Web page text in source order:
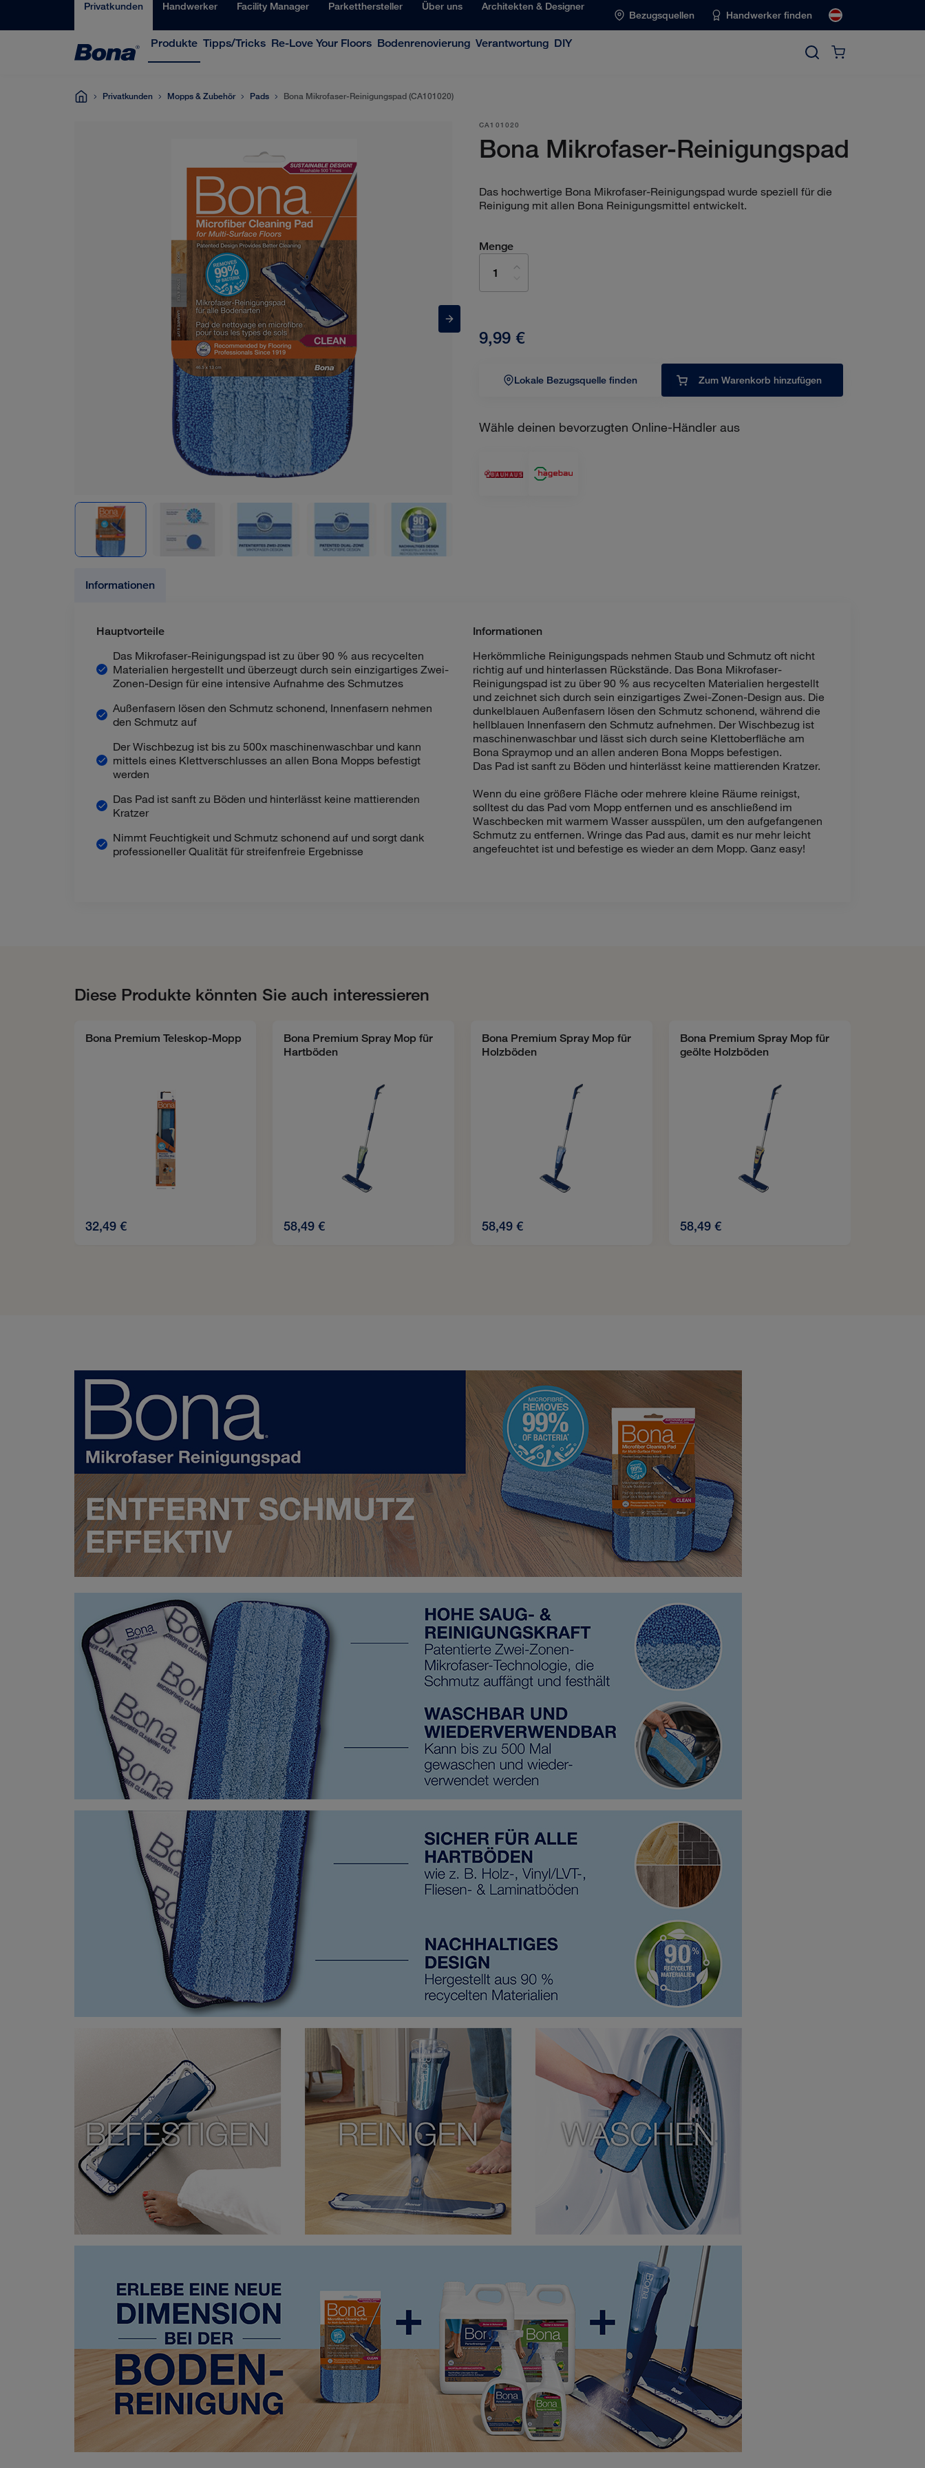
Privatkunden Handwerker Facility Manager Parketthersteller Über uns Architekten & Designer
Bezugsquellen Handwerker finden
Produkte Tipps/Tricks Re-Love Your Floors Bodenrenovierung Verantwortung DIY
Privatkunden Mopps & Zubehör Pads Bona Mikrofaser-Reinigungspad (CA101020)
CA101020
Bona Mikrofaser-Reinigungspad
Das hochwertige Bona Mikrofaser-Reinigungspad wurde speziell für die
Reinigung mit allen Bona Reinigungsmittel entwickelt.
Menge
9,99 €
Zum Warenkorb hinzufügen
Lokale Bezugsquelle finden
Wähle deinen bevorzugten Online-Händler aus
Informationen
Hauptvorteile
Das Mikrofaser-Reinigungspad ist zu über 90 % aus recycelten
Materialien hergestellt und überzeugt durch sein einzigartiges Zwei-
Zonen-Design für eine intensive Aufnahme des Schmutzes
Außenfasern lösen den Schmutz schonend, Innenfasern nehmen
den Schmutz auf
Der Wischbezug ist bis zu 500x maschinenwaschbar und kann
mittels eines Klettverschlusses an allen Bona Mopps befestigt
werden
Das Pad ist sanft zu Böden und hinterlässt keine mattierenden
Kratzer
Nimmt Feuchtigkeit und Schmutz schonend auf und sorgt dank
professioneller Qualität für streifenfreie Ergebnisse
Informationen
Herkömmliche Reinigungspads nehmen Staub und Schmutz oft nicht
richtig auf und hinterlassen Rückstände. Das Bona Mikrofaser-
Reinigungspad ist zu über 90 % aus recycelten Materialien hergestellt
und zeichnet sich durch sein einzigartiges Zwei-Zonen-Design aus. Die
dunkelblauen Außenfasern lösen den Schmutz schonend, während die
hellblauen Innenfasern den Schmutz aufnehmen. Der Wischbezug ist
maschinenwaschbar und lässt sich durch seine Klettoberfläche am
Bona Spraymop und an allen anderen Bona Mopps befestigen.
Das Pad ist sanft zu Böden und hinterlässt keine mattierenden Kratzer.
Wenn du eine größere Fläche oder mehrere kleine Räume reinigst,
solltest du das Pad vom Mopp entfernen und es anschließend im
Waschbecken mit warmem Wasser ausspülen, um den aufgefangenen
Schmutz zu entfernen. Wringe das Pad aus, damit es nur mehr leicht
angefeuchtet ist und befestige es wieder an dem Mopp. Ganz easy!
Diese Produkte könnten Sie auch interessieren
Bona Premium Teleskop-Mopp
32,49 €
Bona Premium Spray Mop für
Hartböden
58,49 €
Bona Premium Spray Mop für
Holzböden
58,49 €
Bona Premium Spray Mop für
geölte Holzböden
58,49 €